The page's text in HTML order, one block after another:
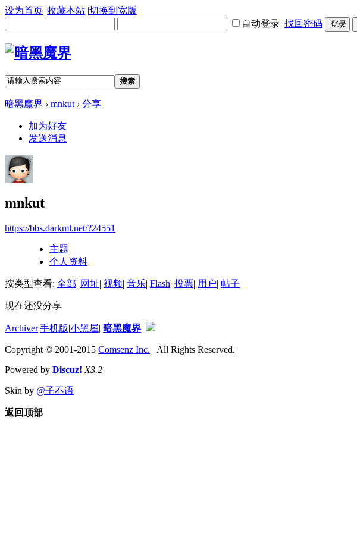
设为首页 |收藏本站 |切换到宽版
自动登录 找回密码 登录
搜索
暗黑魔界 › mnkut › 分享
加为好友
发送消息
mnkut
https://bbs.darkml.net/?24551
主题
个人资料
按类型查看: 全部| 网址| 视频| 音乐| Flash| 投票| 用户| 帖子
现在还没分享
Archiver|手机版|小黑屋| 暗黑魔界
Copyright © 2001-2015 Comsenz Inc. All Rights Reserved.
Powered by Discuz! X3.2
Skin by @子不语
返回顶部